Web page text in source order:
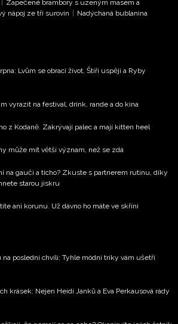
- BurdaMedia Extra s.r.o. bude s
zejména k organizaci a
partnerů? Pokud souhlasíte se
k tomuto účelu podle
Zapečené brambory s uzeným masem a
nápoj ze tří surovin Nadýchaná bublanina
Lvům se obrací život, Štíři uspějí a Ryby
vyrazit na festival, drink, rande a do kina
z Kodaně. Zakrývají palec a mají kitten heel
může mít větší význam, než se zdá
na gauči a ticho? Zkuste s partnerem rutinu, díky
starou jiskru
ani korunu. Už dávno ho máte ve skříni
na poslední chvíli: Tyhle módní triky vám ušetří
krásek: Nejen Heidi Janků a Eva Perkausová rády